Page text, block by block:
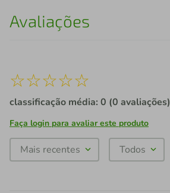
Avaliações
☆☆☆☆☆
classificação média: 0 (0 avaliações)
Faça login para avaliar este produto
Mais recentes Todos